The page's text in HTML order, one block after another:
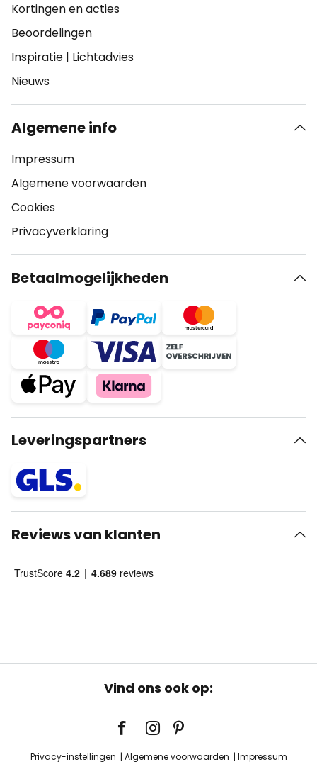
Kortingen en acties
Beoordelingen
Inspiratie | Lichtadvies
Nieuws
Algemene info
Impressum
Algemene voorwaarden
Cookies
Privacyverklaring
Betaalmogelijkheden
Leveringspartners
Reviews van klanten
Vind ons ook op:
Privacy-instellingen Algemene voorwaarden Impressum